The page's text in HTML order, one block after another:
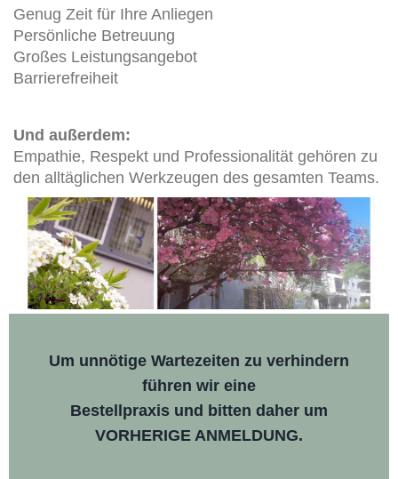
Genug Zeit für Ihre Anliegen
Persönliche Betreuung
Großes Leistungsangebot
Barrierefreiheit
Und außerdem:
Empathie, Respekt und Professionalität gehören zu
den alltäglichen Werkzeugen des gesamten Teams.
Um unnötige Wartezeiten zu verhindern
führen wir eine
Bestellpraxis und bitten daher um
VORHERIGE ANMELDUNG.